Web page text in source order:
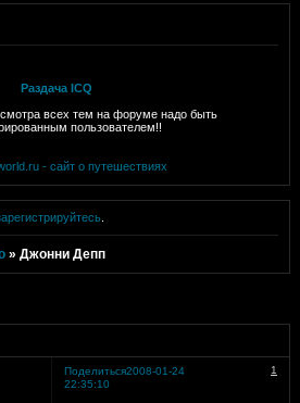
Раздача ICQ
всех тем на форуме надо быть
пользователем!!
- сайт о путешествиях
»Джонни Депп
Поделиться 1
2008-01-24
22:35:10